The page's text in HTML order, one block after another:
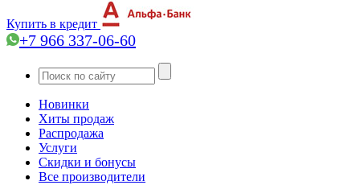
Купить в кредит
+7 966 337-06-60
Новинки
Хиты продаж
Распродажа
Услуги
Скидки и бонусы
Все производители